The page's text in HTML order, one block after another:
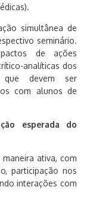
simultânea de
seminário.
de ações
analíticas dos
devem ser
com alunos de
esperada do
ativa, com
participação nos
interações com